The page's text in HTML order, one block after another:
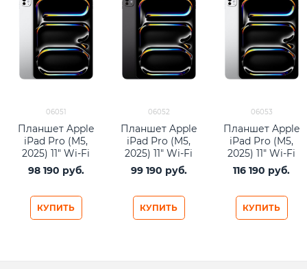
06051
Планшет Apple
iPad Pro (M5,
2025) 11" Wi-Fi
256Gb Silver
98 190 руб.
КУПИТЬ
06052
Планшет Apple
iPad Pro (M5,
2025) 11" Wi-Fi
256Gb Space
Black
99 190 руб.
КУПИТЬ
06053
Планшет Apple
iPad Pro (M5,
2025) 11" Wi-Fi
512Gb Silver
116 190 руб.
КУПИТЬ